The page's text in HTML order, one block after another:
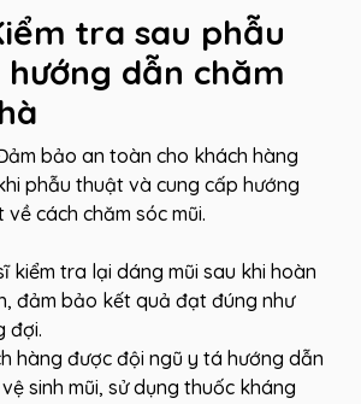
tra sau phẫu
dẫn chăm
bảo an toàn cho khách hàng
phẫu thuật và cung cấp hướng
về cách chăm sóc mũi.
kiểm tra lại dáng mũi sau khi hoàn
đảm bảo kết quả đạt đúng như
đợi.
hàng được đội ngũ y tá hướng dẫn
sinh mũi, sử dụng thuốc kháng